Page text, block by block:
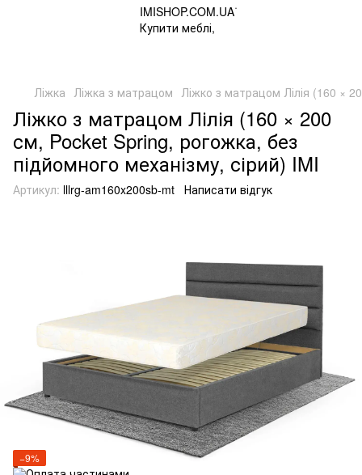
Ліжка Ліжка з матрацом Ліжко з матрацом Лілія (160 ×
Ліжко з матрацом Лілія (160 × 200
см, Pocket Spring, рогожка, без
підйомного механізму, сірий) IMI
Артикул: lllrg-am160x200sb-mt Написати відгук
−9%